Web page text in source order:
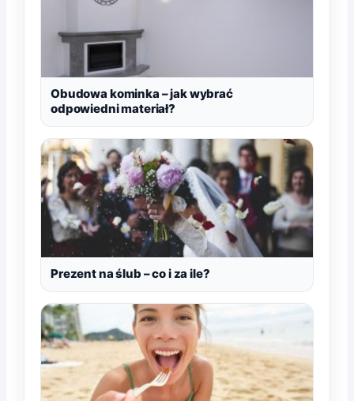
Obudowa kominka – jak wybrać
odpowiedni materiał?
Prezent na ślub – co i za ile?